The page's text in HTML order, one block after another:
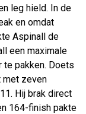
leg hield. In de
en omdat
Aspinall de
een maximale
pakken. Doets
met zeven
Hij brak direct
164-finish pakte